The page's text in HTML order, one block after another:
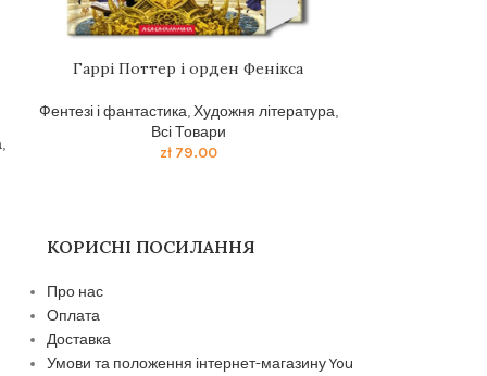
,
Гаррi Поттер i орден Фенiкса
Фентезі і фантастика,Художня література,
Всі Товари
zł79.00
КОРИСНІ ПОСИЛАННЯ
Про нас
Оплата
Доставка
Умови та положення інтернет-магазину You